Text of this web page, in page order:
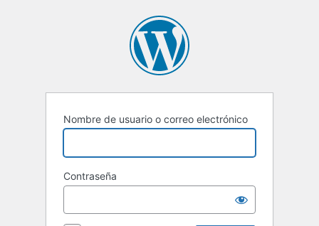
Nombre de usuario o correo electrónico
Contraseña